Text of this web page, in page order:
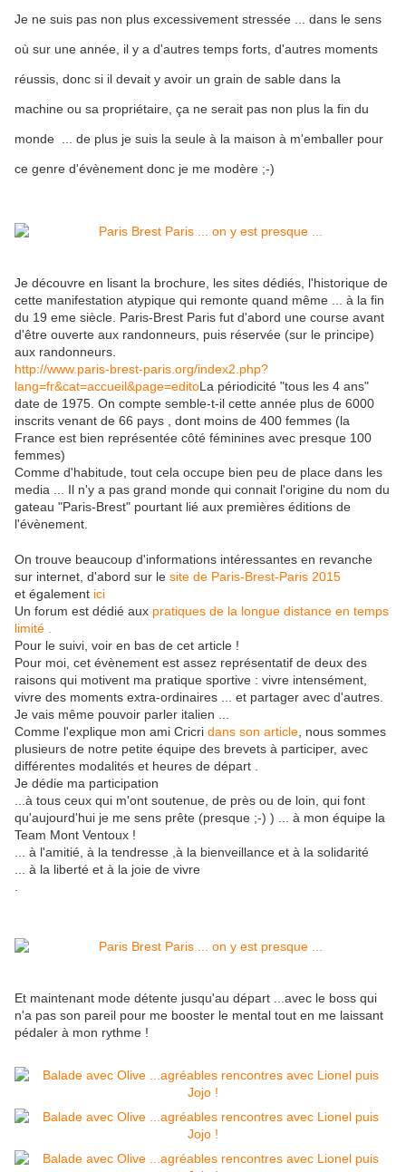
Je ne suis pas non plus excessivement stressée ... dans le sens
où sur une année, il y a d'autres temps forts, d'autres moments
réussis, donc si il devait y avoir un grain de sable dans la
machine ou sa propriétaire, ça ne serait pas non plus la fin du
monde ... de plus je suis la seule à la maison à m'emballer pour
ce genre d'évènement donc je me modère ;-)
Je découvre en lisant la brochure, les sites dédiés, l'historique de
cette manifestation atypique qui remonte quand même ... à la fin
du 19 eme siècle. Paris-Brest Paris fut d'abord une course avant
d'être ouverte aux randonneurs, puis réservée (sur le principe)
aux randonneurs.
http://www.paris-brest-paris.org/index2.php?
lang=fr&cat=accueil&page=editoLa périodicité "tous les 4 ans"
date de 1975. On compte semble-t-il cette année plus de 6000
inscrits venant de 66 pays , dont moins de 400 femmes (la
France est bien représentée côté féminines avec presque 100
femmes)
Comme d'habitude, tout cela occupe bien peu de place dans les
media ... Il n'y a pas grand monde qui connait l'origine du nom du
gateau "Paris-Brest" pourtant lié aux premières éditions de
l'évènement.
On trouve beaucoup d'informations intéressantes en revanche
sur internet, d'abord sur le site de Paris-Brest-Paris 2015
et également ici
Un forum est dédié aux pratiques de la longue distance en temps
limité .
Pour le suivi, voir en bas de cet article !
Pour moi, cet évènement est assez représentatif de deux des
raisons qui motivent ma pratique sportive : vivre intensément,
vivre des moments extra-ordinaires ... et partager avec d'autres.
Je vais même pouvoir parler italien ...
Comme l'explique mon ami Cricri dans son article , nous sommes
plusieurs de notre petite équipe des brevets à participer, avec
différentes modalités et heures de départ .
Je dédie ma participation
...à tous ceux qui m'ont soutenue, de près ou de loin, qui font
qu'aujourd'hui je me sens prête (presque ;-) ) ... à mon équipe la
Team Mont Ventoux !
... à l'amitié, à la tendresse ,à la bienveillance et à la solidarité
... à la liberté et à la joie de vivre
Et maintenant mode détente jusqu'au départ ...avec le boss qui
n'a pas son pareil pour me booster le mental tout en me laissant
pédaler à mon rythme !